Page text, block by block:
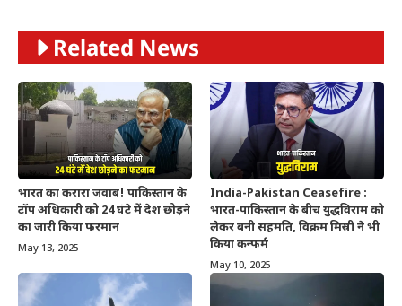
Related News
भारत का करारा जवाब! पाकिस्तान के
टॉप अधिकारी को 24 घंटे में देश छोड़ने
का जारी किया फरमान
May 13, 2025
India-Pakistan Ceasefire :
भारत-पाकिस्तान के बीच युद्धविराम को
लेकर बनी सहमति, विक्रम मिस्री ने भी
किया कन्फर्म
May 10, 2025